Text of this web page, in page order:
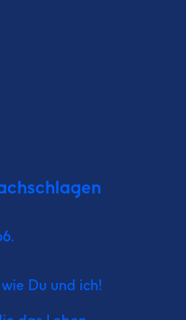
Du und ich!